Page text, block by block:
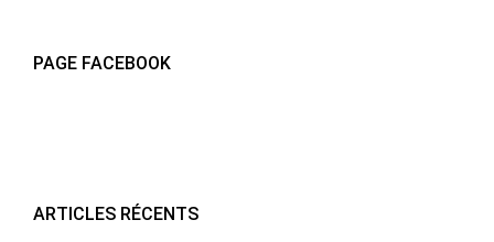
PAGE FACEBOOK
ARTICLES RÉCENTS